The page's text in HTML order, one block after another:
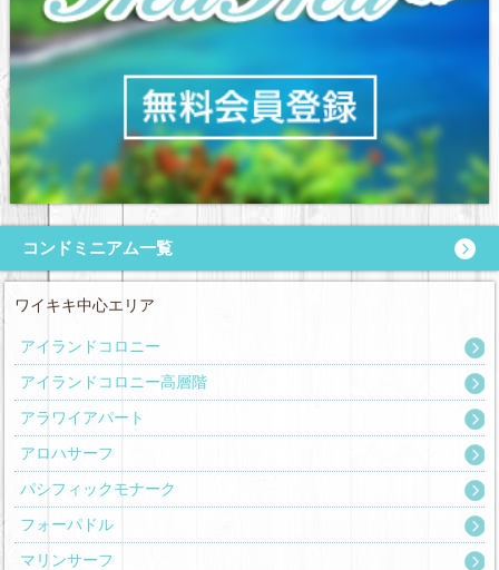
コンドミニアム一覧
ワイキキ中心エリア
アイランドコロニー
アイランドコロニー高層階
アラワイアパート
アロハサーフ
パシフィックモナーク
フォーパドル
マリンサーフ